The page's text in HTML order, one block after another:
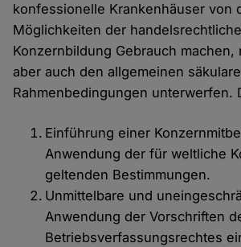
konfessionelle Krankenhäuser von
Möglichkeiten der
Konzernbildung Gebrauch machen,
aber auch den allgemeinen
Rahmenbedingungen unterwerfen.
Einführung einer
Anwendung der für weltliche
geltenden Bestimmungen.
Unmittelbare und
Anwendung der Vorschriften
Betriebsverfassungsrechtes